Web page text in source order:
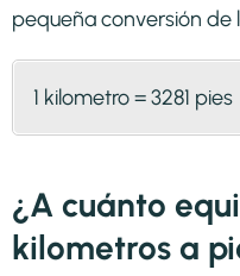
pequeña conversión de
1 kilometro = 3281 pies
¿A cuánto
kilometros a